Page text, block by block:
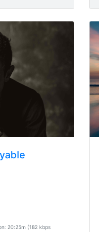
20:25m (182 kbps